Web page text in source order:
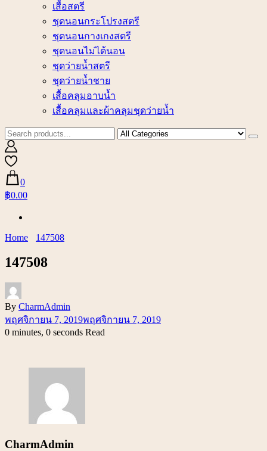
เสื้อสตรี
ชุดนอนกระโปรงสตรี
ชุดนอนกางเกงสตรี
ชุดนอนไม่ได้นอน
ชุดว่ายน้ำสตรี
ชุดว่ายน้ำชาย
เสื้อคลุมอาบน้ำ
เสื้อคลุมและผ้าคลุมชุดว่ายน้ำ
0
฿0.00
Home 147508
147508
By CharmAdmin
พฤศจิกายน 7, 2019พฤศจิกายน 7, 2019
0 minutes, 0 seconds Read
CharmAdmin